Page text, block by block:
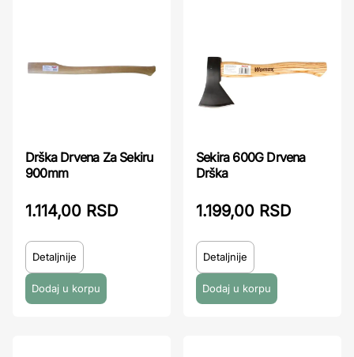
Drška Drvena Za Sekiru
900mm
1.114,00 RSD
Detaljnije
Sekira 600G Drvena
Drška
1.199,00 RSD
Detaljnije